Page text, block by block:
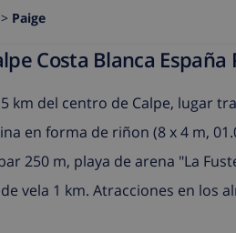
> Paige
Costa Blanca España
km del centro de Calpe, lugar
en forma de riñon (8 x 4 m,
250 m, playa de arena "La
vela 1 km. Atracciones en